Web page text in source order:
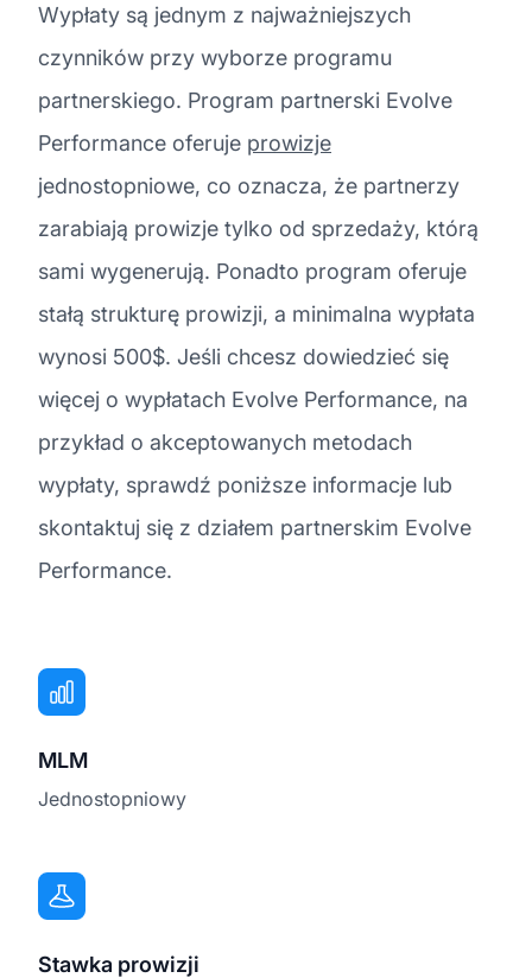
Wypłaty są jednym z najważniejszych
czynników przy wyborze programu
partnerskiego. Program partnerski Evolve
Performance oferuje prowizje
jednostopniowe, co oznacza, że partnerzy
zarabiają prowizje tylko od sprzedaży, którą
sami wygenerują. Ponadto program oferuje
stałą strukturę prowizji, a minimalna wypłata
wynosi 500$. Jeśli chcesz dowiedzieć się
więcej o wypłatach Evolve Performance, na
przykład o akceptowanych metodach
wypłaty, sprawdź poniższe informacje lub
skontaktuj się z działem partnerskim Evolve
Performance.
MLM
Jednostopniowy
Stawka prowizji